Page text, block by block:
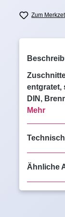
Zum
entgratet,
DIN,
Mehr
Ähnliche